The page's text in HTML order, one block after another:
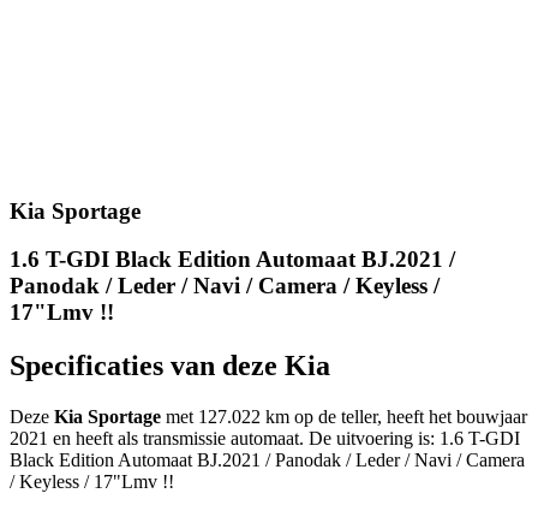
Kia Sportage
1.6 T-GDI Black Edition Automaat BJ.2021 /
Panodak / Leder / Navi / Camera / Keyless /
17"Lmv !!
Specificaties van deze Kia
Deze Kia Sportage met 127.022 km op de teller, heeft het bouwjaar
2021 en heeft als transmissie automaat. De uitvoering is: 1.6 T-GDI
Black Edition Automaat BJ.2021 / Panodak / Leder / Navi / Camera
/ Keyless / 17"Lmv !!